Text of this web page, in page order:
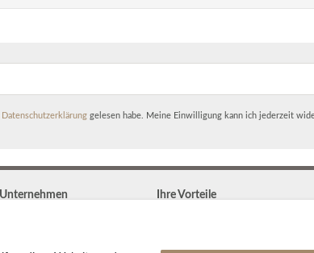
Daten­schutz­erklärunggelesen habe. Meine Einwilligung kann ich jederzeit
Unternehmen Ihre Vorteile